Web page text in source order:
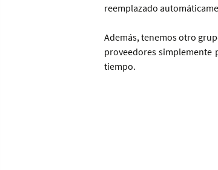
reemplazado
Además, tenemos otro
proveedores simplemente
tiempo.